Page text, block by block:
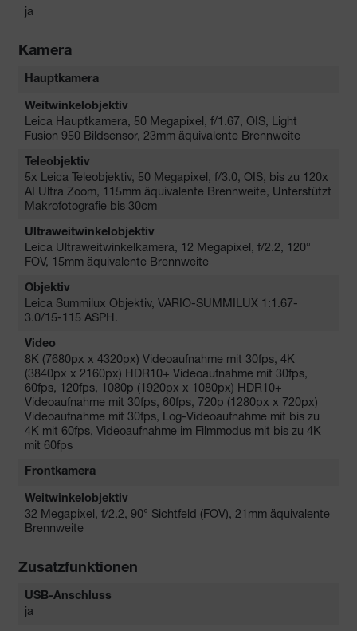
ja
Kamera
Hauptkamera
Weitwinkelobjektiv
Leica Hauptkamera, 50 Megapixel, f/1.67, OIS, Light
Fusion 950 Bildsensor, 23mm äquivalente Brennweite
Teleobjektiv
5x Leica Teleobjektiv, 50 Megapixel, f/3.0, OIS, bis zu 120x
AI Ultra Zoom, 115mm äquivalente Brennweite, Unterstützt
Makrofotografie bis 30cm
Ultraweitwinkelobjektiv
Leica Ultraweitwinkelkamera, 12 Megapixel, f/2.2, 120°
FOV, 15mm äquivalente Brennweite
Objektiv
Leica Summilux Objektiv, VARIO-SUMMILUX 1:1.67-
3.0/15-115 ASPH.
Video
8K (7680px x 4320px) Videoaufnahme mit 30fps, 4K
(3840px x 2160px) HDR10+ Videoaufnahme mit 30fps,
60fps, 120fps, 1080p (1920px x 1080px) HDR10+
Videoaufnahme mit 30fps, 60fps, 720p (1280px x 720px)
Videoaufnahme mit 30fps, Log-Videoaufnahme mit bis zu
4K mit 60fps, Videoaufnahme im Filmmodus mit bis zu 4K
mit 60fps
Frontkamera
Weitwinkelobjektiv
32 Megapixel, f/2.2, 90° Sichtfeld (FOV), 21mm äquivalente
Brennweite
Zusatzfunktionen
USB-Anschluss
ja